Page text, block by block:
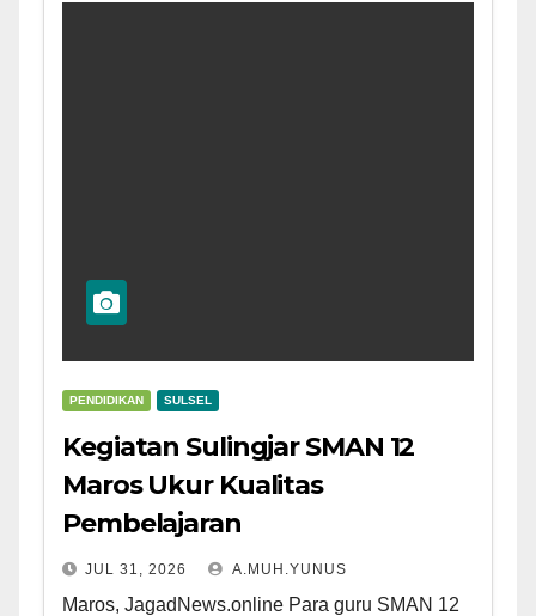
PENDIDIKAN SULSEL
Kegiatan Sulingjar SMAN 12
Maros Ukur Kualitas
Pembelajaran
JUL 31, 2026 A.MUH.YUNUS
Maros, JagadNews.online Para guru SMAN 12